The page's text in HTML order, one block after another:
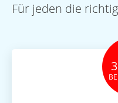
Für jeden die